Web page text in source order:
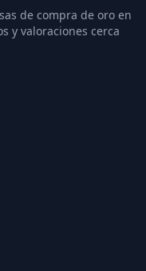
de compra de oro en
y valoraciones cerca